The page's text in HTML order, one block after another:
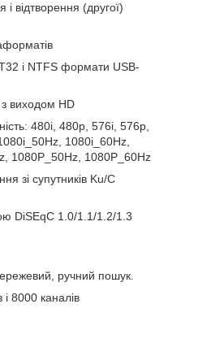
відтворення (другої)
і NTFS формати USB-
з виходом HD
480i, 480p, 576i, 576p,
1080i_60Hz,
1080P_50Hz, 1080P_60Hz
зі супутників Ku/C
DiSEqC 1.0/1.1/1.2/1.3
ручний пошук.
8000 каналів